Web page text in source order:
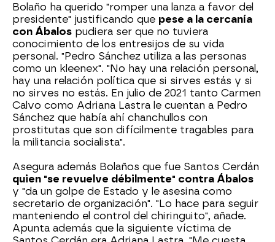
Bolaño ha querido "romper una lanza a favor del
presidente" justificando que pese a la cercanía
con Ábalos pudiera ser que no tuviera
conocimiento de los entresijos de su vida
personal. "Pedro Sánchez utiliza a las personas
como un kleenex". "No hay una relación personal,
hay una relación política que si sirves estás y si
no sirves no estás. En julio de 2021 tanto Carmen
Calvo como Adriana Lastra le cuentan a Pedro
Sánchez que había ahí chanchullos con
prostitutas que son difícilmente tragables para
la militancia socialista".
Asegura además Bolaños que fue Santos Cerdán
quien "se revuelve débilmente" contra Ábalos
y "da un golpe de Estado y le asesina como
secretario de organización". "Lo hace para seguir
manteniendo el control del chiringuito", añade.
Apunta además que la siguiente víctima de